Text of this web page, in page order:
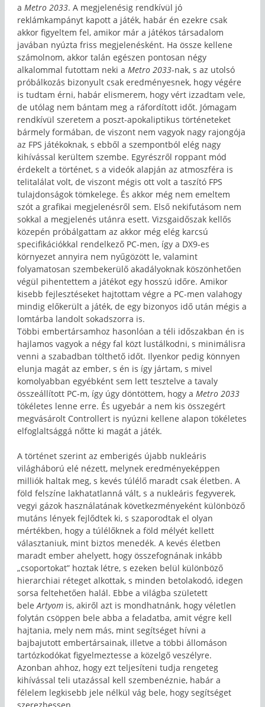
a Metro 2033. A megjelenésig rendkívül jó
reklámkampányt kapott a játék, habár én ezekre csak
akkor figyeltem fel, amikor már a játékos társadalom
javában nyúzta friss megjelenésként. Ha össze kellene
számolnom, akkor talán egészen pontosan négy
alkalommal futottam neki a Metro 2033-nak, s az utolsó
próbálkozás bizonyult csak eredményesnek, hogy végére
is tudtam érni, habár elismerem, hogy vért izzadtam vele,
de utólag nem bántam meg a ráfordított időt. Jómagam
rendkívül szeretem a poszt-apokaliptikus történeteket
bármely formában, de viszont nem vagyok nagy rajongója
az FPS játékoknak, s ebből a szempontból elég nagy
kihívással kerültem szembe. Egyrészről roppant mód
érdekelt a történet, s a videók alapján az atmoszféra is
telitalálat volt, de viszont mégis ott volt a taszító FPS
tulajdonságok tömkelege. És akkor még nem emeltem
szót a grafikai megjelenésről sem. Első nekifutásom nem
sokkal a megjelenés utánra esett. Vizsgaidőszak kellős
közepén próbálgattam az akkor még elég karcsú
specifikációkkal rendelkező PC-men, így a DX9-es
környezet annyira nem nyűgözött le, valamint
folyamatosan szembekerülő akadályoknak köszönhetően
végül pihentettem a játékot egy hosszú időre. Amikor
kisebb fejlesztéseket hajtottam végre a PC-men valahogy
mindig előkerült a játék, de egy bizonyos idő után mégis a
lomtárba landolt sokadszorra is.
Többi embertársamhoz hasonlóan a téli időszakban én is
hajlamos vagyok a négy fal közt lustálkodni, s minimálisra
venni a szabadban tölthető időt. Ilyenkor pedig könnyen
elunja magát az ember, s én is így jártam, s mivel
komolyabban egyébként sem lett tesztelve a tavaly
összeállított PC-m, így úgy döntöttem, hogy a Metro 2033
tökéletes lenne erre. És ugyebár a nem kis összegért
megvásárolt Controllert is nyúzni kellene alapon tökéletes
elfoglaltsággá nőtte ki magát a játék.
A történet szerint az emberigés újabb nukleáris
világháború elé nézett, melynek eredményeképpen
milliók haltak meg, s kevés túlélő maradt csak életben. A
föld felszíne lakhatatlanná vált, s a nukleáris fegyverek,
vegyi gázok használatának következményeként különböző
mutáns lények fejlődtek ki, s szaporodtak el olyan
mértékben, hogy a túlélőknek a föld mélyét kellett
választaniuk, mint biztos menedék. A kevés életben
maradt ember ahelyett, hogy összefognának inkább
„csoportokat” hoztak létre, s ezeken belül különböző
hierarchiai réteget alkottak, s minden betolakodó, idegen
sorsa feltehetően halál. Ebbe a világba született
beleArtyom is, akiről azt is mondhatnánk, hogy véletlen
folytán csöppen bele abba a feladatba, amit végre kell
hajtania, mely nem más, mint segítséget hívni a
bajbajutott embertársainak, illetve a többi állomáson
tartózkodókat figyelmeztesse a közelgő veszélyre.
Azonban ahhoz, hogy ezt teljesíteni tudja rengeteg
kihívással teli utazással kell szembenéznie, habár a
félelem legkisebb jele nélkül vág bele, hogy segítséget